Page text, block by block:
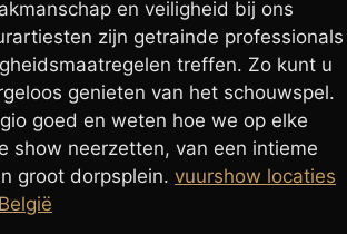
en veiligheid bij ons
zijn getrainde professionals
treffen. Zo kunt u
genieten van het schouwspel.
goed en weten hoe we op elke
show neerzetten, van een intieme
groot dorpsplein. vuurshow locaties